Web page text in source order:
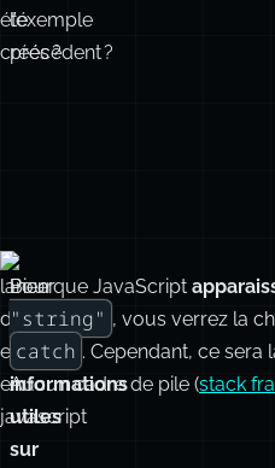
été
créés ?
l’exemple
précédent ?
Pour
obtenir
des
informations
utiles
sur
Bien que JavaScript
"string" , vous verrez la
catch . Cependant, ce sera
Aucun cadre de pile (stack